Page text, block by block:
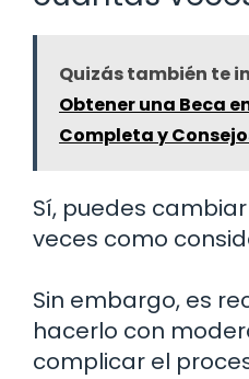
Quizás también te
Obtener una Beca
Completa y
Sí, puedes
veces como
Sin embargo, es
hacerlo con
complicar el